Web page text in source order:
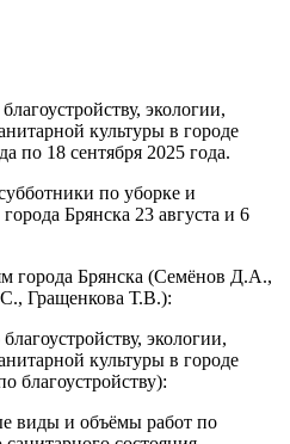
экологии,
культуры в городе
по 18 сентября 2025 года.
по уборке и
Брянска 23 августа и 6
города Брянска (Семёнов Д.А.,
Гращенкова Т.В.):
экологии,
культуры в городе
благоустройству):
виды и объёмы работ по